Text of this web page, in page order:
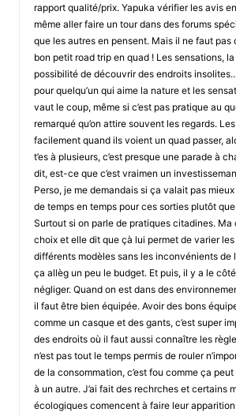
rapport qualité/prix. Yapuka vérifier les avis
même aller faire un tour dans des forums
que les autres en pensent. Mais il ne faut pas
bon petit road trip en quad ! Les sensations,
possibilité de découvrir des endroits
pour quelqu’un qui aime la nature et les
vaut le coup, même si c’est pas pratique au
remarqué qu’on attire souvent les regards.
facilement quand ils voient un quad passer,
t’es à plusieurs, c’est presque une parade à
dit, est-ce que c’est vraimen un
Perso, je me demandais si ça valait pas
de temps en temps pour ces sorties plutôt que
Surtout si on parle de pratiques citadines.
choix et elle dit que çà lui permet de varier
différents modèles sans les inconvénients de
ça allèg un peu le budget. Et puis, il y a le
négliger. Quand on est dans des
il faut être bien équipée. Avoir des bons
comme un casque et des gants, c’est super
des endroits où il faut aussi connaître les
n’est pas tout le temps permis de rouler
de la consommation, c’est fou comme ça peut
à un autre. J’ai fait des rechrches et certains
écologiques comencent à faire leur